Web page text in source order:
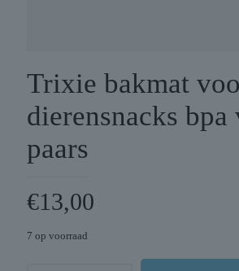
Trixie bakmat
dierensnacks
paars
€13,00
7 op voorraad